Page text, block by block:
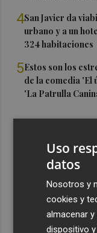
4San Javier da
urbano y a un
324 habitaciones
5Estos son los
de la comedia 'El
'La Patrulla
Uso
datos
Nosotros y
cookies y
almacenar
dispositivo